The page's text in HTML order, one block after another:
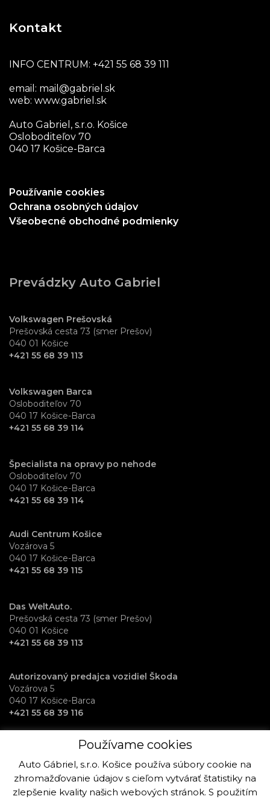
Kontakt
INFO CENTRUM: +421 55 68 39 111
email: mail@gabriel.sk
web: www.gabriel.sk
Auto Gabriel, s.r.o. Košice
Osloboditeľov 70
040 17 Košice-Barca
Používanie cookies
Ochrana osobných údajov
Všeobecné obchodné podmienky
Prevádzky Auto Gabriel
Volkswagen Prešovská
Prešovská cesta 73 (smer Prešov)
040 01 Košice
+421 55 68 39 113
Volkswagen Barca
Osloboditeľov 70
040 17 Košice-Barca
+421 55 68 39 114
Špecialista na opravy po nehode
Osloboditeľov 70
040 17 Košice-Barca
+421 55 68 39 114
Audi Centrum Košice
Vozárova 5
040 17 Košice-Barca
+421 55 68 39 115
Das WeltAuto.
Prešovská cesta 73 (smer Prešov)
040 01 Košice
+421 55 68 39 113
Autorizovaný predajca vozidiel Škoda
Vozárova 5
040 17 Košice-Barca
+421 55 68 39 116
RentAuto požičovňa vozidiel
Osloboditeľov 70
040 17 Košice-Barca
+421 915 992 864
Používame cookies
Auto Gábriel, s.r.o. Košice používa súbory cookie na
zhromažďovanie údajov s cieľom vytvárať štatistiky na
zlepšenie kvality našich webových stránok. S použitím